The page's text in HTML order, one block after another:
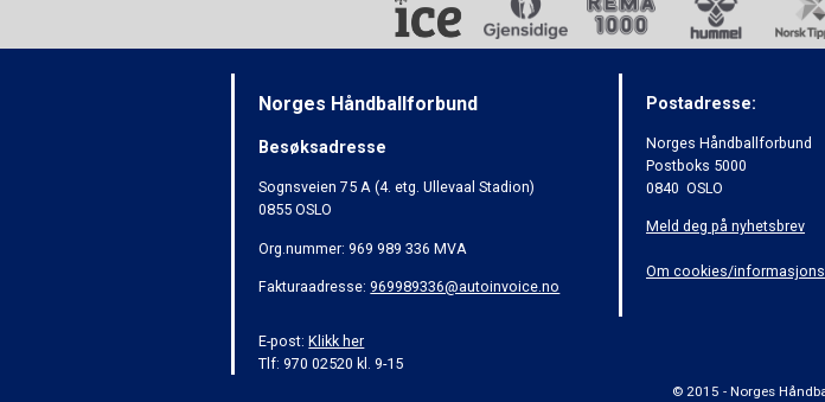
Norges Håndballforbund
Besøksadresse
Sognsveien 75 A (4. etg. Ullevaal Stadion)
0855 OSLO
Org.nummer: 969 989 336 MVA
Fakturaadresse:969989336@autoinvoice.no
E-post:Klikk her
Tlf: 970 02520 kl. 9-15
Postadresse:
Norges Håndballforbund
Postboks 5000
0840 OSLO
Meld deg på nyhetsbrev
Om cookies/
© 2015 - Norges